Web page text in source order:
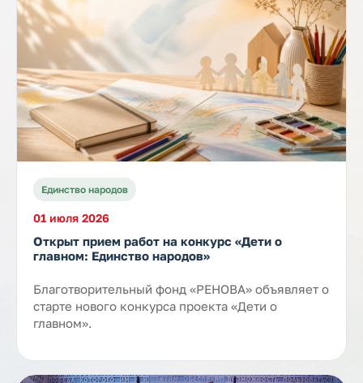
Единство народов
01 июля 2026
Открыт прием работ на конкурс «Дети о
главном: Единство народов»
Благотворительный фонд «РЕНОВА» объявляет о
старте нового конкурса проекта «Дети о
главном».